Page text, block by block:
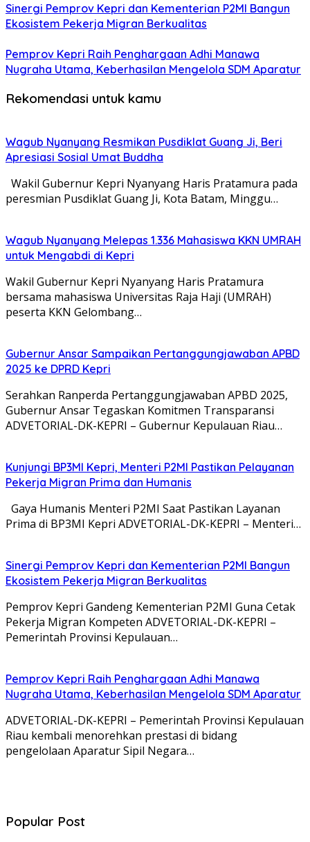
Sinergi Pemprov Kepri dan Kementerian P2MI Bangun
Ekosistem Pekerja Migran Berkualitas
Pemprov Kepri Raih Penghargaan Adhi Manawa
Nugraha Utama, Keberhasilan Mengelola SDM Aparatur
Rekomendasi untuk kamu
Wagub Nyanyang Resmikan Pusdiklat Guang Ji, Beri
Apresiasi Sosial Umat Buddha
Wakil Gubernur Kepri Nyanyang Haris Pratamura pada
peresmian Pusdiklat Guang Ji, Kota Batam, Minggu…
Wagub Nyanyang Melepas 1.336 Mahasiswa KKN UMRAH
untuk Mengabdi di Kepri
Wakil Gubernur Kepri Nyanyang Haris Pratamura
bersama mahasiswa Universitas Raja Haji (UMRAH)
peserta KKN Gelombang…
Gubernur Ansar Sampaikan Pertanggungjawaban APBD
2025 ke DPRD Kepri
Serahkan Ranperda Pertanggungjawaban APBD 2025,
Gubernur Ansar Tegaskan Komitmen Transparansi
ADVETORIAL-DK-KEPRI – Gubernur Kepulauan Riau…
Kunjungi BP3MI Kepri, Menteri P2MI Pastikan Pelayanan
Pekerja Migran Prima dan Humanis
Gaya Humanis Menteri P2MI Saat Pastikan Layanan
Prima di BP3MI Kepri ADVETORIAL-DK-KEPRI – Menteri…
Sinergi Pemprov Kepri dan Kementerian P2MI Bangun
Ekosistem Pekerja Migran Berkualitas
Pemprov Kepri Gandeng Kementerian P2MI Guna Cetak
Pekerja Migran Kompeten ADVETORIAL-DK-KEPRI –
Pemerintah Provinsi Kepulauan…
Pemprov Kepri Raih Penghargaan Adhi Manawa
Nugraha Utama, Keberhasilan Mengelola SDM Aparatur
ADVETORIAL-DK-KEPRI – Pemerintah Provinsi Kepulauan
Riau kembali menorehkan prestasi di bidang
pengelolaan Aparatur Sipil Negara…
Popular Post